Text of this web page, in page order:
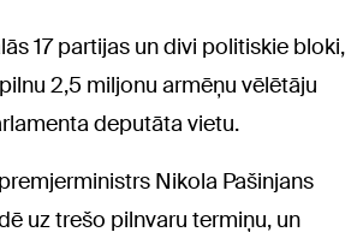
17 partijas un divi politiskie bloki,
2,5 miljonu armēņu vēlētāju
deputāta vietu.
Nikola Pašinjans
uz trešo pilnvaru termiņu, un